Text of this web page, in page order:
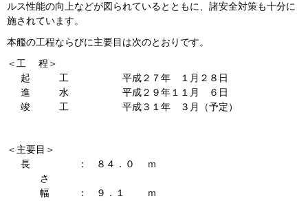
ルス性能の向上などが図られているとともに、諸安全対策も十分に
施されています。
本艦の工程ならびに主要目は次のとおりです。
＜工 程＞
起 工
平成２７年 １月２８日
進 水
平成２９年１１月 ６日
竣 工
平成３１年 ３月（予定）
＜主要目＞
長
さ
： ８４．０ ｍ
幅 ：
９．１ ｍ